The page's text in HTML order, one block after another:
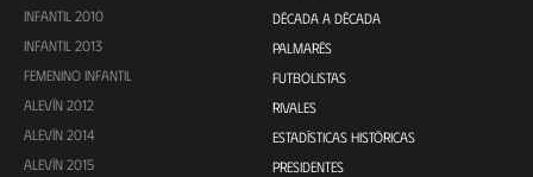
INFANTIL 2010
INFANTIL 2013
FEMENINO INFANTIL
ALEVÍN 2012
ALEVÍN 2014
ALEVÍN 2015
DÉCADA A DÉCADA
PALMARÉS
FUTBOLISTAS
RIVALES
ESTADÍSTICAS HISTÓRICAS
PRESIDENTES